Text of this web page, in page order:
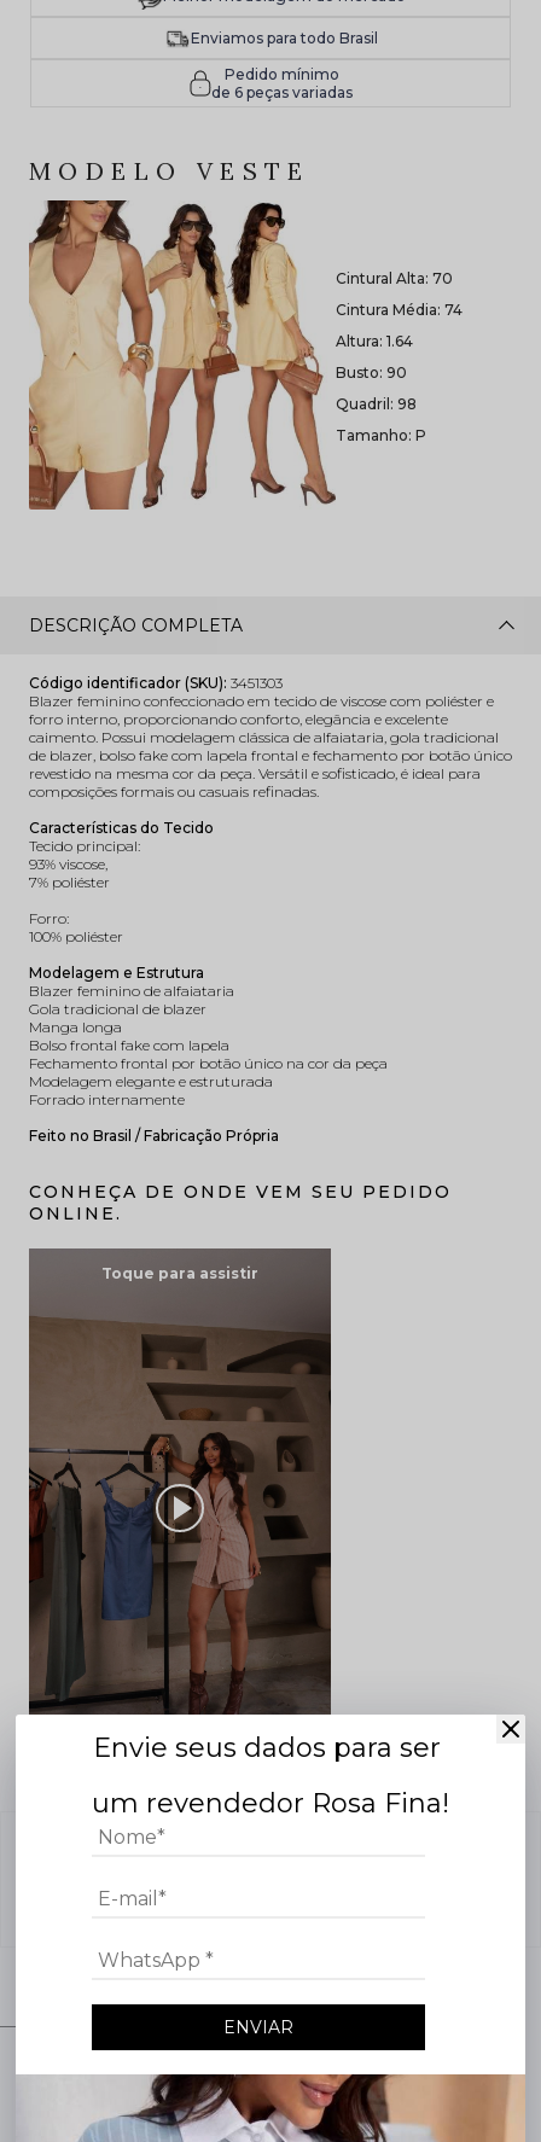
Enviamos para todo Brasil
Pedido mínimo
de 6 peças variadas
MODELO VESTE
Cintural Alta: 70
Cintura Média: 74
Altura: 1.64
Busto: 90
Quadril: 98
Tamanho: P
DESCRIÇÃO COMPLETA
Código identificador (SKU): 3451303
Blazer feminino confeccionado em tecido de viscose com poliéster e
forro interno, proporcionando conforto, elegância e excelente
caimento. Possui modelagem clássica de alfaiataria, gola tradicional
de blazer, bolso fake com lapela frontal e fechamento por botão único
revestido na mesma cor da peça. Versátil e sofisticado, é ideal para
composições formais ou casuais refinadas.
Características do Tecido
Tecido principal:
93% viscose,
7% poliéster
Forro:
100% poliéster
Modelagem e Estrutura
Blazer feminino de alfaiataria
Gola tradicional de blazer
Manga longa
Bolso frontal fake com lapela
Fechamento frontal por botão único na cor da peça
Modelagem elegante e estruturada
Forrado internamente
Feito no Brasil / Fabricação Própria
CONHEÇA DE ONDE VEM SEU PEDIDO
ONLINE.
Envie seus dados para ser
um revendedor Rosa Fina!
ENVIAR
Faltam poucos dias para o
LANÇAMENTO Do